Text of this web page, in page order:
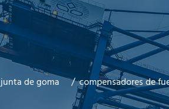
junta de goma compensadores de